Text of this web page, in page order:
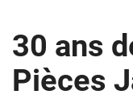
Pièces
Jaunes
30 ans
Pièces